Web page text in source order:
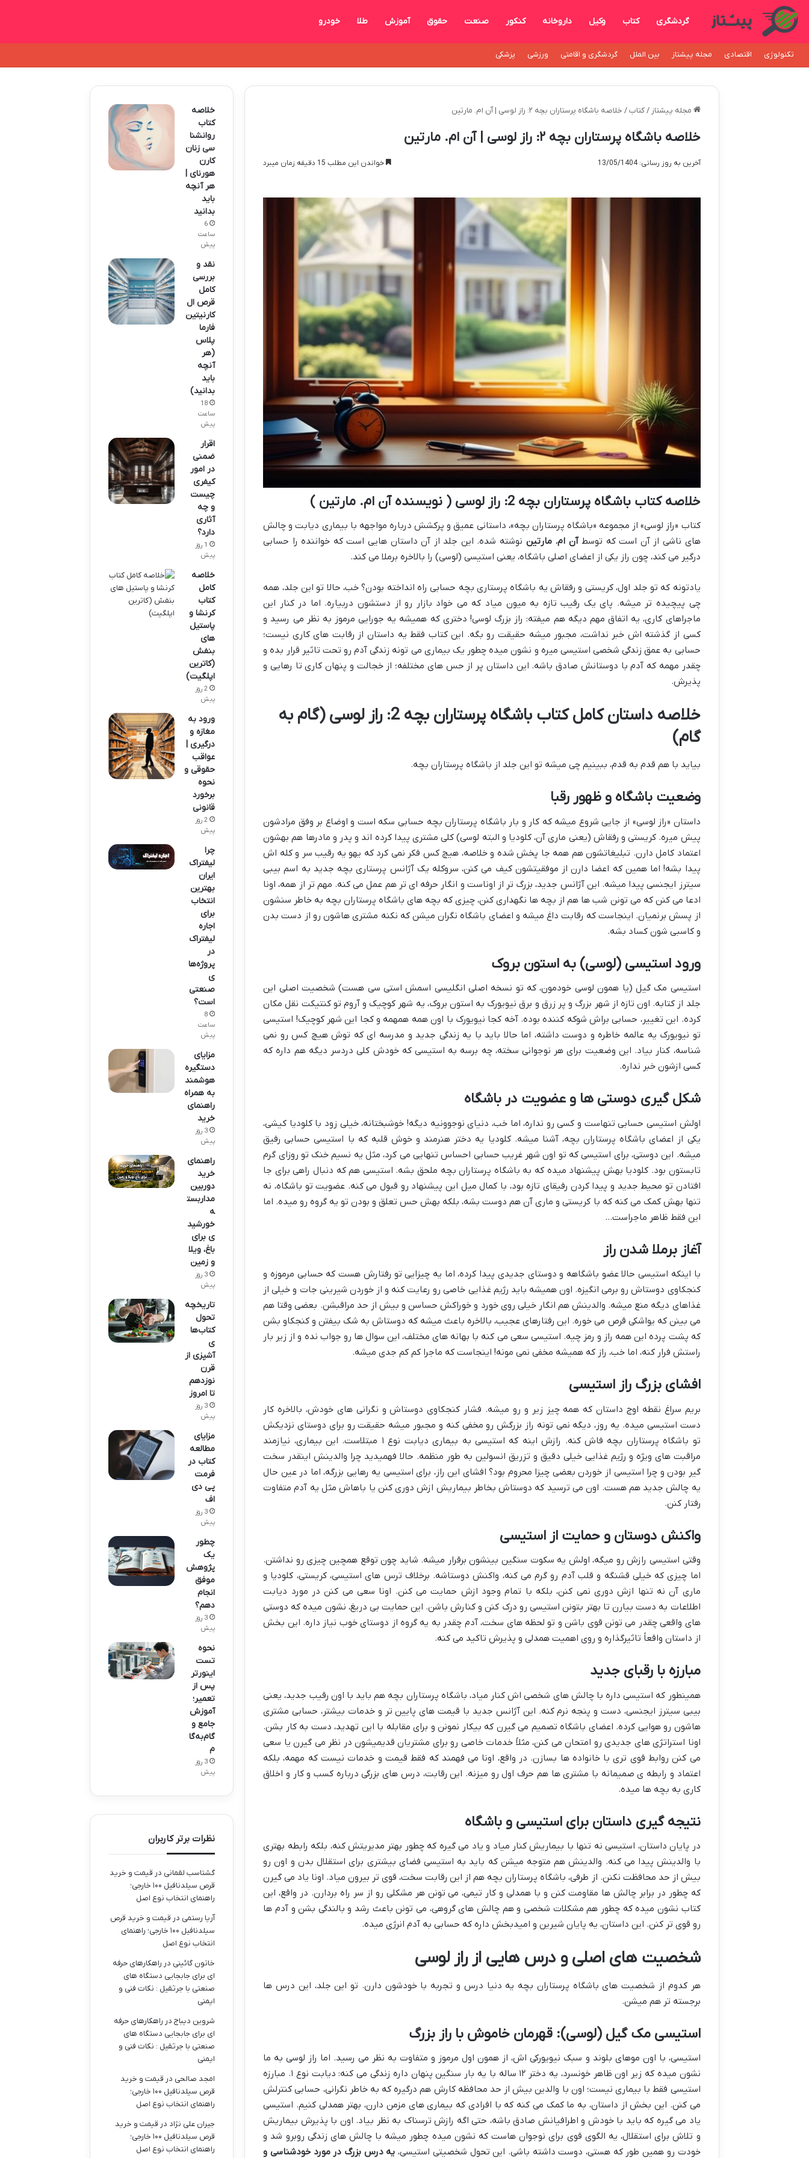
گردشگری کتاب وکیل داروخانه کنکور صنعت حقوق آموزش طلا خودرو
تکنولوژی اقتصادی مجله پیشتاز بین الملل گردشگری و اقامتی ورزشی پزشکی
مجله پیشتاز / کتاب / خلاصه باشگاه پرستاران بچه ۲: راز لوسی | آن ام. مارتین
خلاصه باشگاه پرستاران بچه ۲: راز لوسی | آن ام. مارتین
آخرین به روز رسانی: 13/05/1404 خواندن این مطلب 15 دقیقه زمان میبرد
خلاصه کتاب باشگاه پرستاران بچه 2: راز لوسی ( نویسنده آن ام. مارتین )
کتاب «راز لوسی» از مجموعه «باشگاه پرستاران بچه»، داستانی عمیق و پرکشش درباره مواجهه با بیماری دیابت و چالش
های ناشی از آن است که توسطآن ام. مارتین نوشته شده. این جلد از آن داستان هایی است که خواننده را حسابی
درگیر می کند، چون راز یکی از اعضای اصلی باشگاه، یعنی استیسی (لوسی) را بالاخره برملا می کند.
یادتونه که تو جلد اول، کریستی و رفقاش یه باشگاه پرستاری بچه حسابی راه انداخته بودن؟ خب، حالا تو این جلد، همه
چی پیچیده تر میشه. پای یک رقیب تازه به میون میاد که می خواد بازار رو از دستشون دربیاره. اما در کنار این
ماجراهای کاری، یه اتفاق مهم دیگه هم میفته: راز بزرگ لوسی! دختری که همیشه یه جورایی مرموز به نظر می رسید و
کسی از گذشته اش خبر نداشت، مجبور میشه حقیقت رو بگه. این کتاب فقط یه داستان از رقابت های کاری نیست؛
حسابی به عمق زندگی شخصی استیسی میره و نشون میده چطور یک بیماری می تونه زندگی آدم رو تحت تاثیر قرار بده و
چقدر مهمه که آدم با دوستانش صادق باشه. این داستان پر از حس های مختلفه؛ از خجالت و پنهان کاری تا رهایی و
پذیرش.
خلاصه داستان کامل کتاب باشگاه پرستاران بچه 2: راز لوسی (گام به
گام)
بیاید با هم قدم به قدم، ببینیم چی میشه تو این جلد از باشگاه پرستاران بچه.
وضعیت باشگاه و ظهور رقبا
داستان «راز لوسی» از جایی شروع میشه که کار و بار باشگاه پرستاران بچه حسابی سکه است و اوضاع بر وفق مرادشون
پیش میره. کریستی و رفقاش (یعنی ماری آن، کلودیا و البته لوسی) کلی مشتری پیدا کرده اند و پدر و مادرها هم بهشون
اعتماد کامل دارن. تبلیغاتشون هم همه جا پخش شده و خلاصه، هیچ کس فکر نمی کرد که یهو یه رقیب سر و کله اش
پیدا بشه! اما همین که اعضا دارن از موفقیتشون کیف می کنن، سروکله یک آژانس پرستاری بچه جدید به اسم بیبی
سیترز ایجنسی پیدا میشه. این آژانس جدید، بزرگ تر از اوناست و انگار حرفه ای تر هم عمل می کنه. مهم تر از همه، اونا
ادعا می کنن که می تونن شب ها هم از بچه ها نگهداری کنن، چیزی که بچه های باشگاه پرستاران بچه به خاطر سنشون
از پسش برنمیان. اینجاست که رقابت داغ میشه و اعضای باشگاه نگران میشن که نکنه مشتری هاشون رو از دست بدن
و کاسبی شون کساد بشه.
ورود استیسی (لوسی) به استون بروک
استیسی مک گیل (یا همون لوسی خودمون، که تو نسخه اصلی انگلیسی اسمش استی سی هست) شخصیت اصلی این
جلد از کتابه. اون تازه از شهر بزرگ و پر زرق و برق نیویورک به استون بروک، یه شهر کوچیک و آروم تو کنتیکت نقل مکان
کرده. این تغییر، حسابی براش شوکه کننده بوده. آخه کجا نیویورک با اون همه همهمه و کجا این شهر کوچیک! استیسی
تو نیویورک یه عالمه خاطره و دوست داشته، اما حالا باید با یه زندگی جدید و مدرسه ای که توش هیچ کس رو نمی
شناسه، کنار بیاد. این وضعیت برای هر نوجوانی سخته، چه برسه به استیسی که خودش کلی دردسر دیگه هم داره که
کسی ازشون خبر نداره.
شکل گیری دوستی ها و عضویت در باشگاه
اولش استیسی حسابی تنهاست و کسی رو نداره، اما خب، دنیای نوجوونیه دیگه! خوشبختانه، خیلی زود با کلودیا کیشی،
یکی از اعضای باشگاه پرستاران بچه، آشنا میشه. کلودیا یه دختر هنرمند و خوش قلبه که با استیسی حسابی رفیق
میشه. این دوستی، برای استیسی که تو اون شهر غریب حسابی احساس تنهایی می کرد، مثل یه نسیم خنک تو روزای گرم
تابستون بود. کلودیا بهش پیشنهاد میده که به باشگاه پرستاران بچه ملحق بشه. استیسی هم که دنبال راهی برای جا
افتادن تو محیط جدید و پیدا کردن رفیقای تازه بود، با کمال میل این پیشنهاد رو قبول می کنه. عضویت تو باشگاه، نه
تنها بهش کمک می کنه که با کریستی و ماری آن هم دوست بشه، بلکه بهش حس تعلق و بودن تو یه گروه رو میده. اما
این فقط ظاهر ماجراست…
آغاز برملا شدن راز
با اینکه استیسی حالا عضو باشگاهه و دوستای جدیدی پیدا کرده، اما یه چیزایی تو رفتارش هست که حسابی مرموزه و
کنجکاوی دوستاش رو برمی انگیزه. اون همیشه باید رژیم غذایی خاصی رو رعایت کنه و از خوردن شیرینی جات و خیلی از
غذاهای دیگه منع میشه. والدینش هم انگار خیلی روی خورد و خوراکش حساسن و بیش از حد مراقبشن. بعضی وقتا هم
می بینن که یواشکی قرص می خوره. این رفتارهای عجیب، بالاخره باعث میشه که دوستاش به شک بیفتن و کنجکاو بشن
که پشت پرده این همه راز و رمز چیه. استیسی سعی می کنه با بهانه های مختلف، این سوال ها رو جواب نده و از زیر بار
راستش فرار کنه، اما خب، راز که همیشه مخفی نمی مونه! اینجاست که ماجرا کم کم جدی میشه.
افشای بزرگ راز استیسی
بریم سراغ نقطه اوج داستان که همه چیز زیر و رو میشه. فشار کنجکاوی دوستاش و نگرانی های خودش، بالاخره کار
دست استیسی میده. یه روز، دیگه نمی تونه راز بزرگش رو مخفی کنه و مجبور میشه حقیقت رو برای دوستای نزدیکش
تو باشگاه پرستاران بچه فاش کنه. رازش اینه که استیسی به بیماری دیابت نوع ۱ مبتلاست. این بیماری، نیازمند
مراقبت های ویژه و رژیم غذایی خیلی دقیق و تزریق انسولین به طور منظمه. حالا فهمیدید چرا والدینش اینقدر سخت
گیر بودن و چرا استیسی از خوردن بعضی چیزا محروم بود؟ افشای این راز، برای استیسی یه رهایی بزرگه، اما در عین حال
یه چالش جدید هم هست. اون می ترسید که دوستاش بخاطر بیماریش ازش دوری کنن یا باهاش مثل یه آدم متفاوت
رفتار کنن.
واکنش دوستان و حمایت از استیسی
وقتی استیسی رازش رو میگه، اولش یه سکوت سنگین بینشون برقرار میشه. شاید چون توقع همچین چیزی رو نداشتن.
اما چیزی که خیلی قشنگه و قلب آدم رو گرم می کنه، واکنش دوستاشه. برخلاف ترس های استیسی، کریستی، کلودیا و
ماری آن نه تنها ازش دوری نمی کنن، بلکه با تمام وجود ازش حمایت می کنن. اونا سعی می کنن در مورد دیابت
اطلاعات به دست بیارن تا بهتر بتونن استیسی رو درک کنن و کنارش باشن. این حمایت بی دریغ، نشون میده که دوستی
های واقعی چقدر می تونن قوی باشن و تو لحظه های سخت، آدم چقدر به یه گروه از دوستای خوب نیاز داره. این بخش
از داستان واقعاً تاثیرگذاره و روی اهمیت همدلی و پذیرش تاکید می کنه.
مبارزه با رقبای جدید
همینطور که استیسی داره با چالش های شخصی اش کنار میاد، باشگاه پرستاران بچه هم باید با اون رقیب جدید، یعنی
بیبی سیترز ایجنسی، دست و پنجه نرم کنه. این آژانس جدید با قیمت های پایین تر و خدمات بیشتر، حسابی مشتری
هاشون رو هوایی کرده. اعضای باشگاه تصمیم می گیرن که بیکار نمونن و برای مقابله با این تهدید، دست به کار بشن.
اونا استراتژی های جدیدی رو امتحان می کنن، مثلاً خدمات خاصی رو برای مشتریان قدیمیشون در نظر می گیرن یا سعی
می کنن روابط قوی تری با خانواده ها بسازن. در واقع، اونا می فهمند که فقط قیمت و خدمات نیست که مهمه، بلکه
اعتماد و رابطه ی صمیمانه با مشتری ها هم حرف اول رو میزنه. این رقابت، درس های بزرگی درباره کسب و کار و اخلاق
کاری به بچه ها میده.
نتیجه گیری داستان برای استیسی و باشگاه
در پایان داستان، استیسی نه تنها با بیماریش کنار میاد و یاد می گیره که چطور بهتر مدیریتش کنه، بلکه رابطه بهتری
با والدینش پیدا می کنه. والدینش هم متوجه میشن که باید به استیسی فضای بیشتری برای استقلال بدن و اون رو
بیش از حد محافظت نکنن. از طرفی، باشگاه پرستاران بچه هم از این رقابت سخت، قوی تر بیرون میاد. اونا یاد می گیرن
که چطور در برابر چالش ها مقاومت کنن و با همدلی و کار تیمی، می تونن هر مشکلی رو از سر راه بردارن. در واقع، این
کتاب نشون میده که چطور هم مشکلات شخصی و هم چالش های گروهی، می تونن باعث رشد و بالندگی بشن و آدم ها
رو قوی تر کنن. این داستان، یه پایان شیرین و امیدبخش داره که حسابی به آدم انرژی میده.
شخصیت های اصلی و درس هایی از راز لوسی
هر کدوم از شخصیت های باشگاه پرستاران بچه یه دنیا درس و تجربه با خودشون دارن. تو این جلد، این درس ها
برجسته تر هم میشن.
استیسی مک گیل (لوسی): قهرمان خاموش با راز بزرگ
استیسی، با اون موهای بلوند و سبک نیویورکی اش، از همون اول مرموز و متفاوت به نظر می رسید. اما راز لوسی به ما
نشون میده که زیر اون ظاهر خونسرد، یه دختر ۱۲ ساله با یه بار سنگین پنهان داره زندگی می کنه: دیابت نوع ۱. مبارزه
استیسی فقط با بیماری نیست؛ اون با والدین بیش از حد محافظه کارش هم درگیره که به خاطر نگرانی، حسابی کنترلش
می کنن. این بخش از داستان، به ما کمک می کنه که با افرادی که بیماری های مزمن دارن، بهتر همدلی کنیم. استیسی
یاد می گیره که باید با خودش و اطرافیانش صادق باشه، حتی اگه رازش ترسناک به نظر بیاد. اون با پذیرش بیماریش
و تلاش برای استقلال، یه الگوی قوی برای نوجوان هاست که نشون میده چطور میشه با چالش های زندگی روبرو شد و
خودت رو همین طور که هستی، دوست داشته باشی. این تحول شخصیتی استیسی، یه درس بزرگ در مورد خودشناسی و
خلاصه
کتاب
روانشنا
سی زنان
کارن
هورنای |
هر آنچه
باید
بدانید
6
ساعت
پیش
نقد و
بررسی
کامل
قرص ال
کارنیتین
فارما
پلاس
(هر
آنچه
باید
بدانید)
18
ساعت
پیش
اقرار
ضمنی
در امور
کیفری
چیست
و چه
آثاری
دارد؟
1 روز
پیش
خلاصه
کامل
کتاب
کرنشا و
پاستیل
های
بنفش
(کاترین
اپلگیت)
2 روز
پیش
ورود به
مغازه و
درگیری |
عواقب
حقوقی و
نحوه
برخورد
قانونی
2 روز
پیش
چرا
لیفتراک
ایران
بهترین
انتخاب
برای
اجاره
لیفتراک
در
پروژه‌ها
ی
صنعتی
است؟
8
ساعت
پیش
مزایای
دستگیره
هوشمند
به همراه
راهنمای
خرید
3 روز
پیش
راهنمای
خرید
دوربین
مداربست
ه
خورشید
ی برای
باغ، ویلا
و زمین
3 روز
پیش
تاریخچه
تحول
کتاب‌ها
ی
آشپزی از
قرن
نوزدهم
تا امروز
3 روز
پیش
مزایای
مطالعه
کتاب در
فرمت
پی دی
اف
3 روز
پیش
چطور
یک
پژوهش
موفق
انجام
دهم؟
3 روز
پیش
نحوه
تست
اینورتر
پس از
تعمیر؛
آموزش
جامع و
گام‌به‌گا
م
3 روز
پیش
نظرات برتر کاربران
گشتاسب لقمانی در قیمت و خرید
قرص سیلدنافیل ۱۰۰ خارجی؛
راهنمای انتخاب نوع اصل
آریا رستمی در قیمت و خرید قرص
سیلدنافیل ۱۰۰ خارجی؛ راهنمای
انتخاب نوع اصل
خاتون گائینی در راهکارهای حرفه
ای برای جابجایی دستگاه های
صنعتی با جرثقیل : نکات فنی و
ایمنی
شروین دیباجدر راهکارهای حرفه
ای برای جابجایی دستگاه های
صنعتی با جرثقیل : نکات فنی و
ایمنی
امجد صالحی در قیمت و خرید
قرص سیلدنافیل ۱۰۰ خارجی؛
راهنمای انتخاب نوع اصل
جیران علی نژاد در قیمت و خرید
قرص سیلدنافیل ۱۰۰ خارجی؛
راهنمای انتخاب نوع اصل